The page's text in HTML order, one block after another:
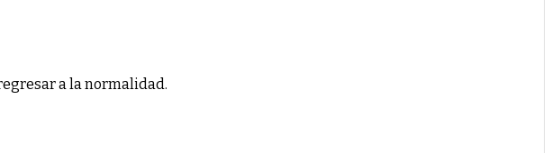
a la normalidad.